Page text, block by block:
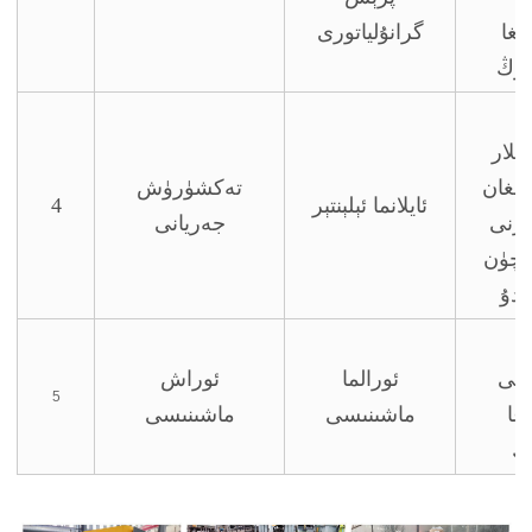
گرانۇلياتورى
4
تەكشۈرۈش
جەريانى
ئايلانما ئېلېنتېر
5
ئوراش
ماشىنىسى
ئورالما
ماشىنىسى